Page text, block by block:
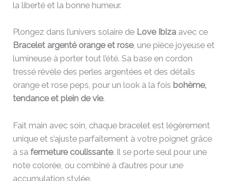
la liberté et la bonne humeur.
Plongez dans l’univers solaire de Love Ibiza avec ce
Bracelet argenté orange et rose, une pièce joyeuse et
lumineuse à porter tout l’été. Sa base en cordon
tressé révèle des perles argentées et des détails
orange et rose peps, pour un look à la fois bohème,
tendance et plein de vie.
Fait main avec soin, chaque bracelet est légèrement
unique et s’ajuste parfaitement à votre poignet grâce
à safermeture coulissante. Il se porte seul pour une
note colorée, ou combiné à d’autres pour une
accumulation stylée.